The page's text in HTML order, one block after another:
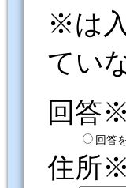
※は
てい
回答※
回答
住所※